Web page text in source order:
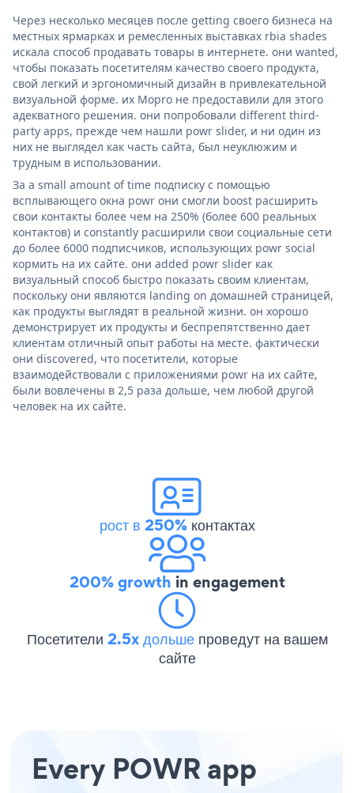
Через несколько месяцев после getting своего бизнеса на
местных ярмарках и ремесленных выставках rbia shades
искала способ продавать товары в интернете. они wanted,
чтобы показать посетителям качество своего продукта,
свой легкий и эргономичный дизайн в привлекательной
визуальной форме. их Mopro не предоставили для этого
адекватного решения. они попробовали different third-
party apps, прежде чем нашли powr slider, и ни один из
них не выглядел как часть сайта, был неуклюжим и
трудным в использовании.
За a small amount of time подписку с помощью
всплывающего окна powr они смогли boost расширить
свои контакты более чем на 250% (более 600 реальных
контактов) и constantly расширили свои социальные сети
до более 6000 подписчиков, использующих powr social
кормить на их сайте. они added powr slider как
визуальный способ быстро показать своим клиентам,
поскольку они являются landing on домашней страницей,
как продукты выглядят в реальной жизни. он хорошо
демонстрирует их продукты и беспрепятственно дает
клиентам отличный опыт работы на месте. фактически
они discovered, что посетители, которые
взаимодействовали с приложениями powr на их сайте,
были вовлечены в 2,5 раза дольше, чем любой другой
человек на их сайте.
рост в 250%контактах
200% growth in engagement
Посетители 2.5x дольше проведут на вашем
сайте
Every POWR app